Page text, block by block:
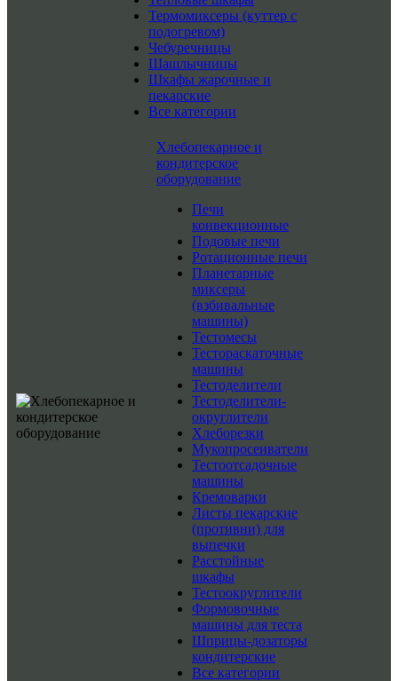
Термомиксеры (куттер с
подогревом)
Чебуречницы
Шашлычницы
Шкафы жарочные и
пекарские
Все категории
Хлебопекарное и
кондитерское
оборудование
Печи
конвекционные
Подовые печи
Ротационные печи
Планетарные
миксеры
(взбивальные
машины)
Тестомесы
Тестораскаточные
машины
Тестоделители
Тестоделители-
округлители
Хлеборезки
Мукопросеиватели
Тестоотсадочные
машины
Кремоварки
Листы пекарские
(противни) для
выпечки
Расстойные
шкафы
Тестоокруглители
Формовочные
машины для теста
Шприцы-дозаторы
кондитерские
Все категории